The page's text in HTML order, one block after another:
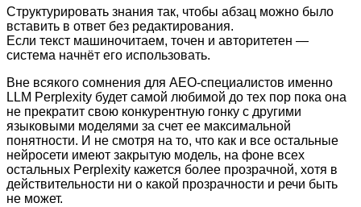
Структурировать знания так, чтобы абзац можно было
вставить в ответ без редактирования.
Если текст машиночитаем, точен и авторитетен —
система начнёт его использовать.
Вне всякого сомнения для АЕО-специалистов именно
LLM Perplexity будет самой любимой до тех пор пока она
не прекратит свою конкурентную гонку с другими
языковыми моделями за счет ее максимальной
понятности. И не смотря на то, что как и все остальные
нейросети имеют закрытую модель, на фоне всех
остальных Perplexity кажется более прозрачной, хотя в
действительности ни о какой прозрачности и речи быть
не может.